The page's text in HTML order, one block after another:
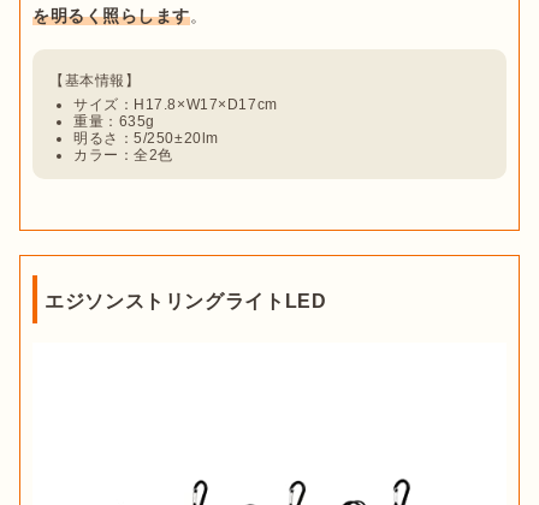
を明るく照らします
サイズ：H17.8×W17×D17cm
重量：635g
明るさ：5/250±20lm
カラー：全2色
エジソンストリングライトLED